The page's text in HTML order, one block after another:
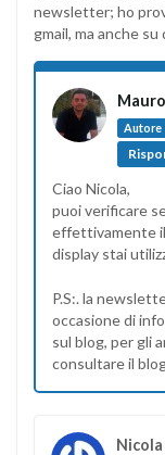
newsletter; ho
gmail, ma anche
Autore
Ciao Nicola,
puoi verificare
effettivamente
display stai
P.S:. la
occasione di
sul blog, per gli
consultare il
Nicola